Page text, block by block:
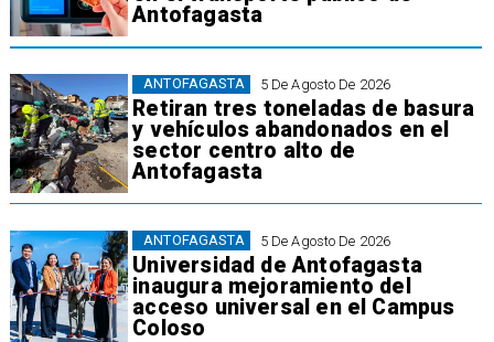
Antofagasta
5 De Agosto De 2026
Retiran tres toneladas de basura
y vehículos abandonados en el
sector centro alto de
Antofagasta
ANTOFAGASTA
5 De Agosto De 2026
Universidad de Antofagasta
inaugura mejoramiento del
acceso universal en el Campus
Coloso
ANTOFAGASTA